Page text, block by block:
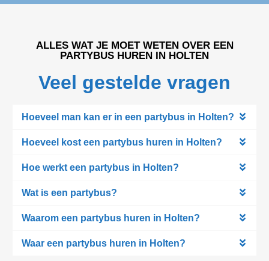
ALLES WAT JE MOET WETEN OVER EEN
PARTYBUS HUREN IN HOLTEN
Veel gestelde vragen
Hoeveel man kan er in een partybus in Holten?
Hoeveel kost een partybus huren in Holten?
Hoe werkt een partybus in Holten?
Wat is een partybus?
Waarom een partybus huren in Holten?
Waar een partybus huren in Holten?